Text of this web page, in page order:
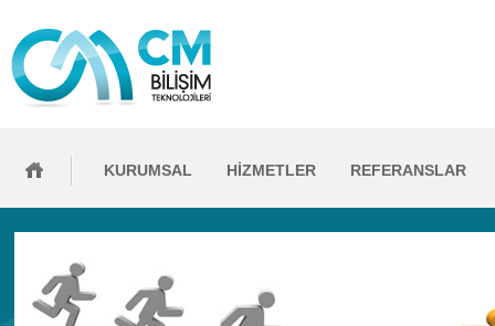
KURUMSAL HİZMETLER REFERANSLAR